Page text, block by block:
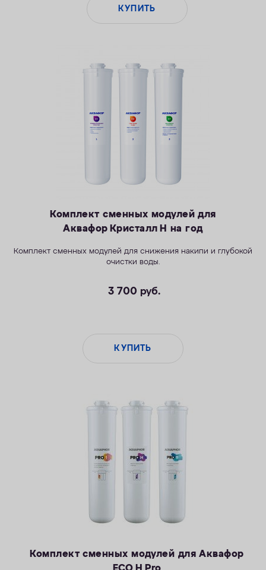
КУПИТЬ
Комплект сменных модулей для
Аквафор Кристалл H на год
Комплект сменных модулей для снижения накипи и глубокой
очистки воды.
3 700 руб.
КУПИТЬ
Комплект сменных модулей для Аквафор